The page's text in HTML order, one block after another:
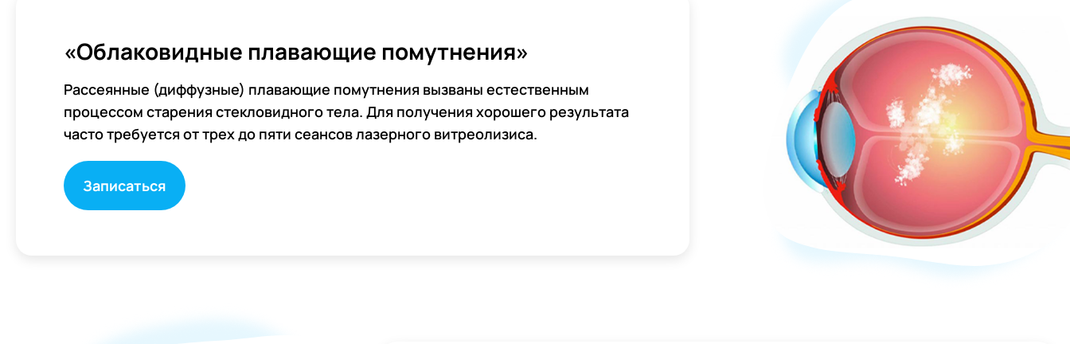
«Облаковидные плавающие помутнения»
Рассеянные (диффузные) плавающие помутнения вызваны естественным
процессом старения стекловидного тела. Для получения хорошего результата
часто требуется от трех до пяти сеансов лазерного витреолизиса.
Записаться